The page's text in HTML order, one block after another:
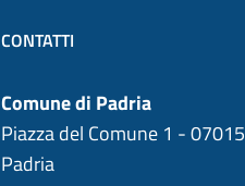
CONTATTI
Comune di Padria
Piazza del Comune 1 - 07015
Padria